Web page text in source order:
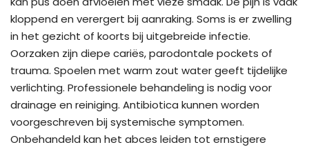
kloppend en verergert bij aanraking. Soms is er zwelling
in het gezicht of koorts bij uitgebreide infectie.
Oorzaken zijn diepe cariës, parodontale pockets of
trauma. Spoelen met warm zout water geeft tijdelijke
verlichting. Professionele behandeling is nodig voor
drainage en reiniging. Antibiotica kunnen worden
voorgeschreven bij systemische symptomen.
Onbehandeld kan het abces leiden tot ernstigere